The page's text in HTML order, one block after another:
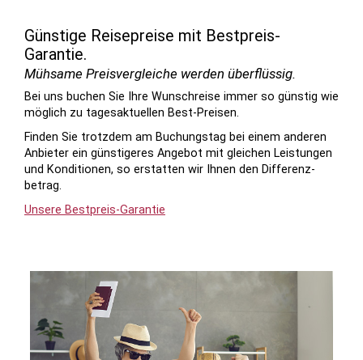
Günstige Reisepreise mit Bestpreis-
Garantie.
Mühsame Preisvergleiche werden überflüssig.
Bei uns buchen Sie Ihre Wunschreise immer so günstig wie
möglich zu tages­aktuellen Best-Preisen.
Finden Sie trotzdem am Buchungstag bei einem anderen
Anbieter ein günstigeres Angebot mit gleichen Leis­tungen
und Kondi­tionen, so erstatten wir Ihnen den Differenz­
betrag.
Unsere Bestpreis-Garantie